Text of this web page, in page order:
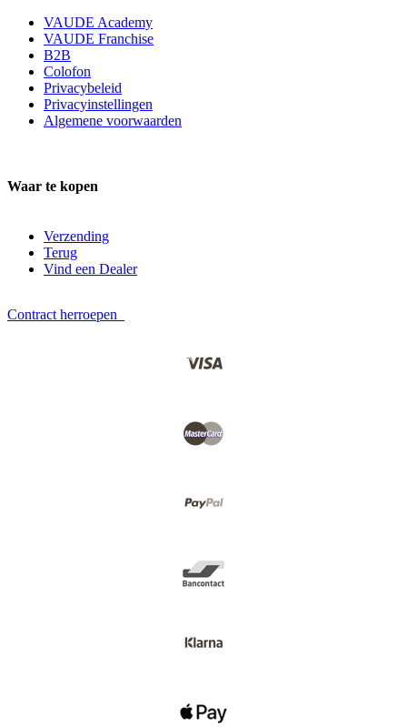
VAUDE Academy
VAUDE Franchise
B2B
Colofon
Privacybeleid
Privacyinstellingen
Algemene voorwaarden
Waar te kopen
Verzending
Terug
Vind een Dealer
Contract herroepen